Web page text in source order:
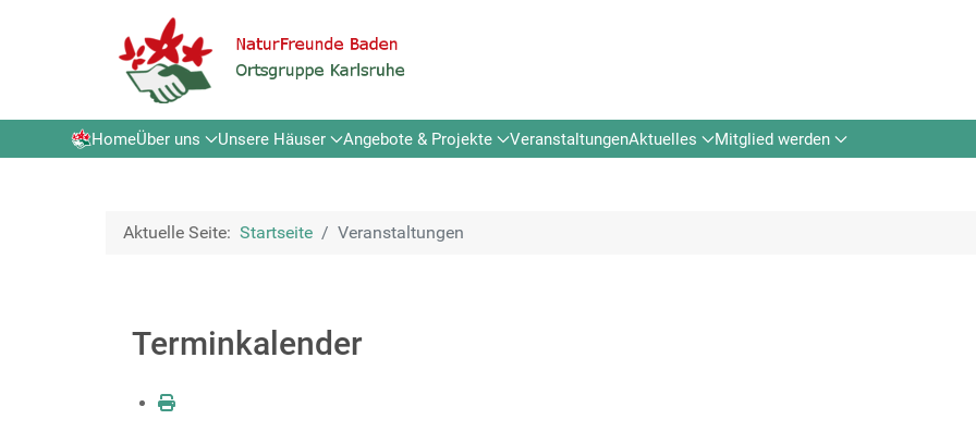
HomeÜber uns Unsere Häuser Angebote & Projekte VeranstaltungenAktuelles Mitglied werden
Aktuelle Seite: Startseite Veranstaltungen
Terminkalender